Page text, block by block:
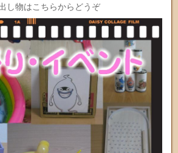
し物はこちらからどうぞ